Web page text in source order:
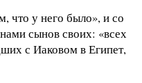
что у него было», и со
сынов своих: «всех
с Иаковом в Египет,